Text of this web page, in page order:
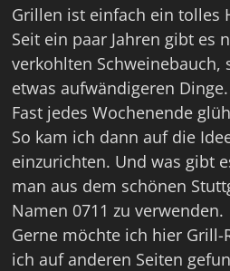
Grillen ist einfach ein tolles
Seit ein paar Jahren gibt es
verkohlten Schweinebauch,
etwas aufwändigeren Dinge.
Fast jedes Wochenende
So kam ich dann auf die
einzurichten. Und was gibt
man aus dem schönen
Namen 0711 zu verwenden.
Gerne möchte ich hier Grill-
ich auf anderen Seiten